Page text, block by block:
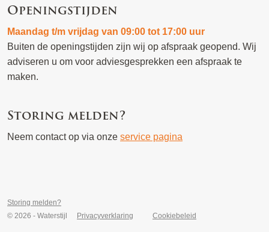
Openingstijden
Maandag t/m vrijdag van 09:00 tot 17:00 uur
Buiten de openingstijden zijn wij op afspraak geopend. Wij
adviseren u om voor adviesgesprekken een afspraak te
maken.
Storing melden?
Neem contact op via onze service pagina
© 2026 - Waterstijl Privacyverklaring Cookiebeleid
Storing melden?